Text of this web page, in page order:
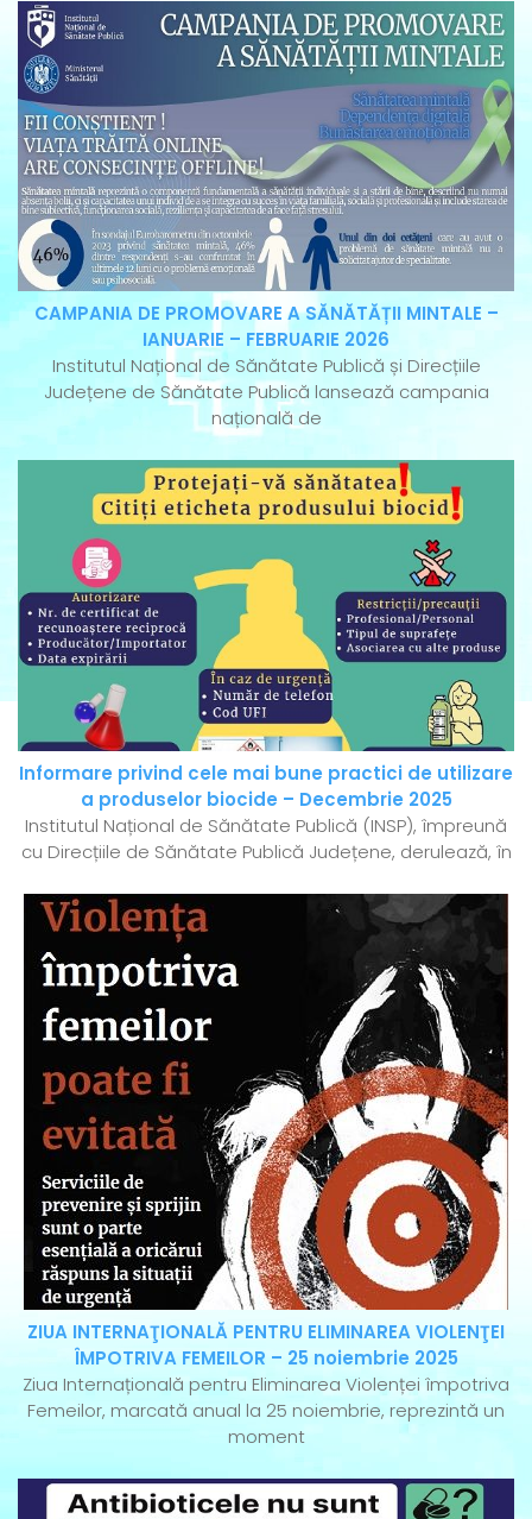
CAMPANIA DE PROMOVARE A SĂNĂTĂȚII MINTALE –
IANUARIE – FEBRUARIE 2026
Institutul Național de Sănătate Publică și Direcțiile
Județene de Sănătate Publică lansează campania
națională de
Informare privind cele mai bune practici de utilizare
a produselor biocide – Decembrie 2025
Institutul Național de Sănătate Publică (INSP), împreună
cu Direcțiile de Sănătate Publică Județene, derulează, în
ZIUA INTERNAŢIONALĂ PENTRU ELIMINAREA VIOLENŢEI
ÎMPOTRIVA FEMEILOR – 25 noiembrie 2025
Ziua Internațională pentru Eliminarea Violenței împotriva
Femeilor, marcată anual la 25 noiembrie, reprezintă un
moment